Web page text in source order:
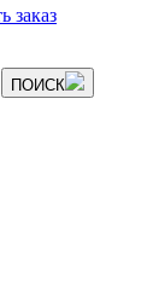
заказ
ПОИСК